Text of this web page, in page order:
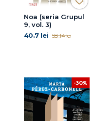
Noa (seria Grupul
9, vol. 3)
40.7 lei 58.14 lei
-30%